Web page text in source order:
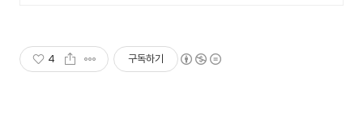
4 구독하기